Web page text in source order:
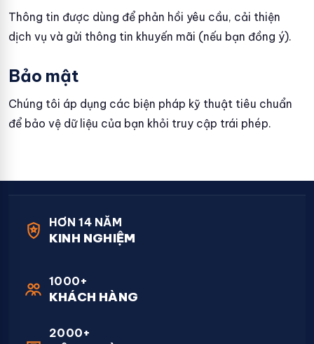
Thông tin được dùng để phản hồi yêu cầu, cải thiện
dịch vụ và gửi thông tin khuyến mãi (nếu bạn đồng ý).
Bảo mật
Chúng tôi áp dụng các biện pháp kỹ thuật tiêu chuẩn
để bảo vệ dữ liệu của bạn khỏi truy cập trái phép.
HƠN 14 NĂM
KINH NGHIỆM
1000+
KHÁCH HÀNG
2000+